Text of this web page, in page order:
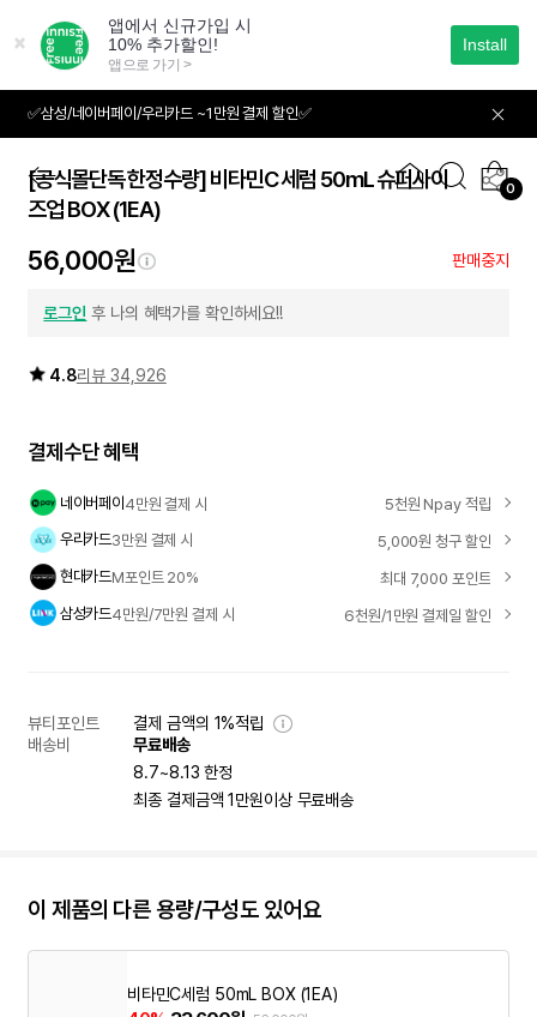
가
✅삼성/네이버페이/우리카드 ~1만원 결제 할인✅
0
01
[공식몰단독 한정수량] 비타민C 세럼 50mL 슈퍼사이
즈업 BOX(1EA)
56,000원 판매중지
로그인 후 나의 혜택가를 확인하세요!!
4.8리뷰 34,926
결제수단 혜택
네이버페이4만원 결제 시
5천원 Npay 적립
우리카드3만원 결제 시
5,000원 청구 할인
현대카드M포인트 20%
최대 7,000 포인트
삼성카드4만원/7만원 결제 시 6천원/1만원 결제일 할인
뷰티포인트
결제 금액의 1%적립
배송비
무료배송
8.7~8.13 한정
최종 결제금액 1만원이상 무료배송
이 제품의 다른 용량/구성도 있어요
비타민C세럼 50mL BOX (1EA)